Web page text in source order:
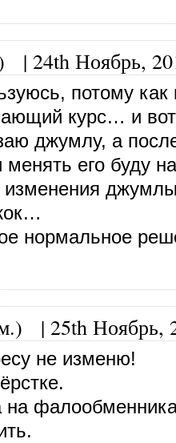
| 24th Ноябрь,
потому как
курс… и
джумлу, а
его буду
изменения
нормальное
| 25th Ноябрь,
не изменю!